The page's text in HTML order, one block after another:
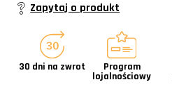
Zapytaj o produkt
30 dni na zwrot Program
lojalnościowy